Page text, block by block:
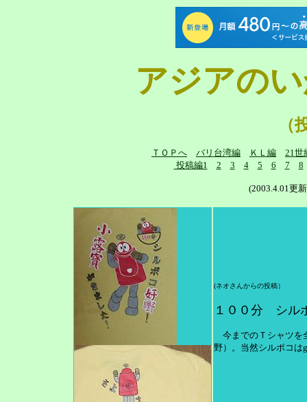
アジアの
（
ＴＯＰへ バリ台湾編 ＫＬ編
21世
投稿編1
2 3 4 5 6 7 8
(2003.4.01更
(ネオさんからの投稿）
１００分 シル
今までのＴシャツを
野）。当然シルポコは